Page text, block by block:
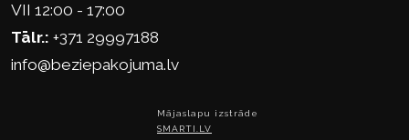
VII 12:00 - 17:00
Tālr.: +371 29997188
info@beziepakojuma.lv
Mājaslapu izstrāde
SMARTI.LV